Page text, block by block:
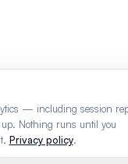
— including session
Nothing runs until you
Privacy policy.